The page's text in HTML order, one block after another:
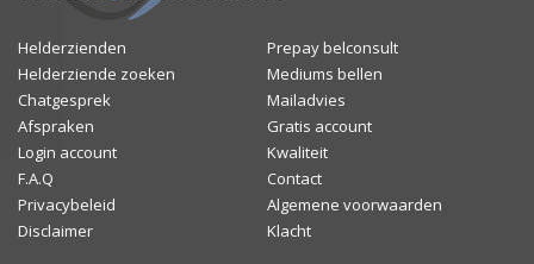
Helderzienden
Prepay belconsult
Helderziende zoeken
Mediums bellen
Chatgesprek
Mailadvies
Afspraken
Gratis account
Login account
Kwaliteit
F.A.Q
Contact
Privacybeleid
Algemene voorwaarden
Disclaimer
Klacht